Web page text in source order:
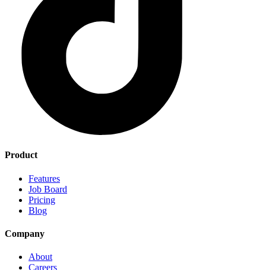
Product
Features
Job Board
Pricing
Blog
Company
About
Careers